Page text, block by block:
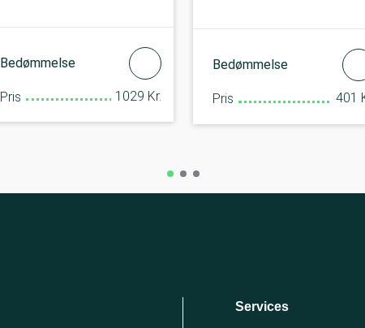
Bedømmelse
Pris 1029 Kr.
Bedømmelse
Pris 401
Services